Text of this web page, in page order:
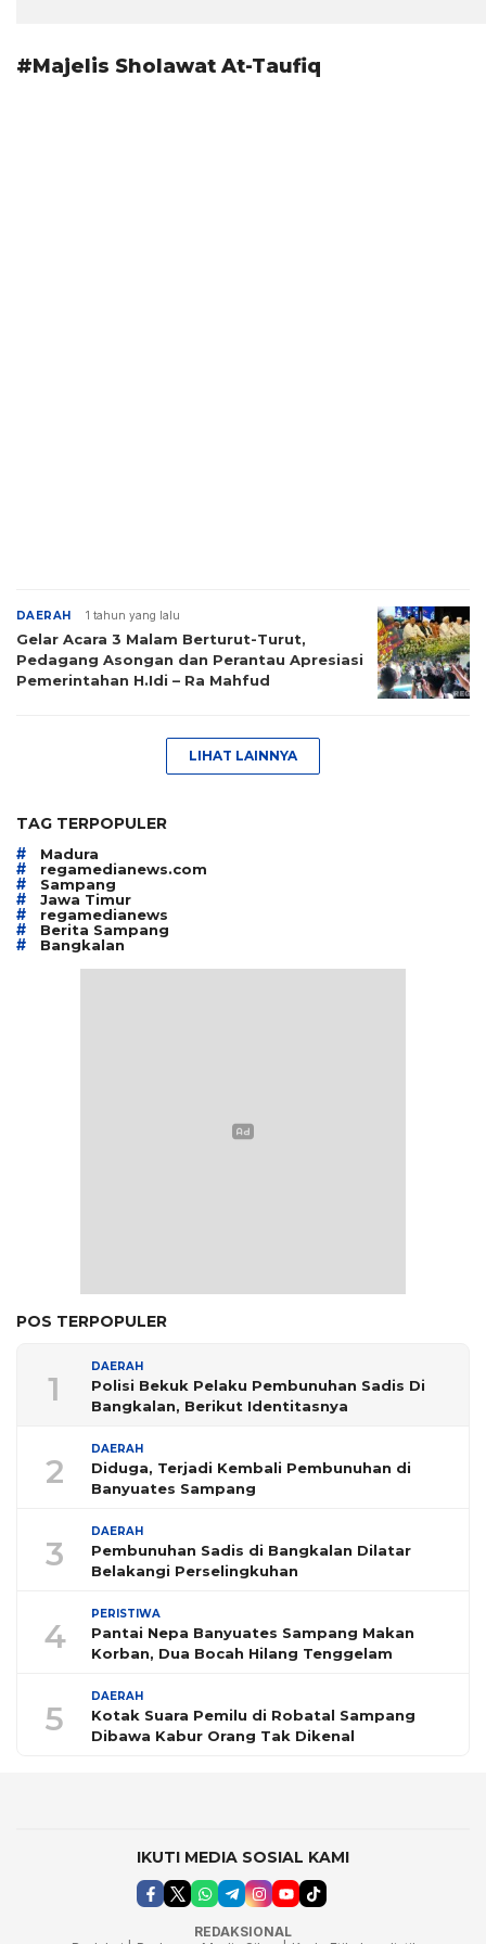
#Majelis Sholawat At-Taufiq
DAERAH 1 tahun yang lalu
Gelar Acara 3 Malam Berturut-Turut,
Pedagang Asongan dan Perantau Apresiasi
Pemerintahan H.Idi – Ra Mahfud
LIHAT LAINNYA
TAG TERPOPULER
# Madura
# regamedianews.com
# Sampang
# Jawa Timur
# regamedianews
# Berita Sampang
# Bangkalan
POS TERPOPULER
1
DAERAH
Polisi Bekuk Pelaku Pembunuhan Sadis Di
Bangkalan, Berikut Identitasnya
2
DAERAH
Diduga, Terjadi Kembali Pembunuhan di
Banyuates Sampang
3
DAERAH
Pembunuhan Sadis di Bangkalan Dilatar
Belakangi Perselingkuhan
4
PERISTIWA
Pantai Nepa Banyuates Sampang Makan
Korban, Dua Bocah Hilang Tenggelam
5
DAERAH
Kotak Suara Pemilu di Robatal Sampang
Dibawa Kabur Orang Tak Dikenal
IKUTI MEDIA SOSIAL KAMI
REDAKSIONAL